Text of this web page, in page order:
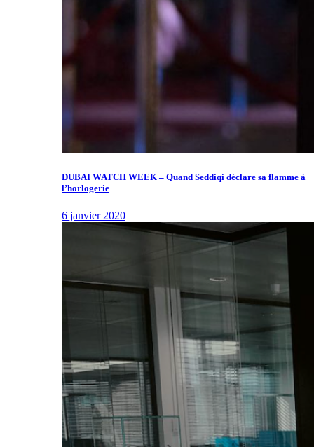
DUBAI WATCH WEEK – Quand Seddiqi déclare sa flamme à
l’horlogerie
6 janvier 2020